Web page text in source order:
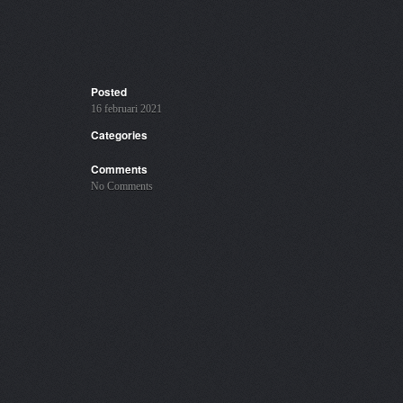
Posted
16 februari 2021
Categories
Comments
No Comments